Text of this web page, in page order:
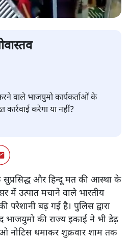
वाले भाजयुमो कार्यकर्ताओं के
करेगा या नहीं?
और हिन्दू मत की आस्था के
में उत्पात मचाने वाले भारतीय
परेशानी बढ़ गई है। पुलिस द्वारा
की राज्य इकाई ने भी डेढ़
नोटिस थमाकर शुक्रवार शाम तक